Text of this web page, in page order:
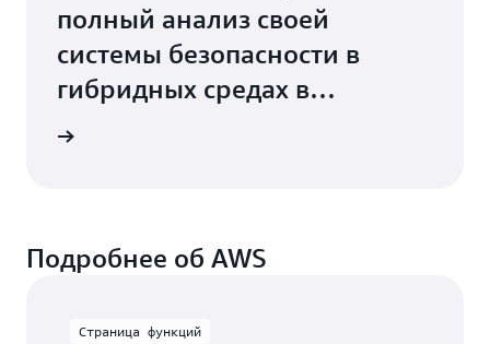
полный анализ своей
системы безопасности в
гибридных средах в
масштабах всей организации
Подробнее об AWS
Страница функций